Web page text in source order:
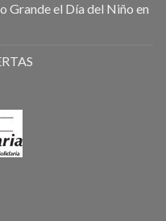
Grande el Día del Niño en